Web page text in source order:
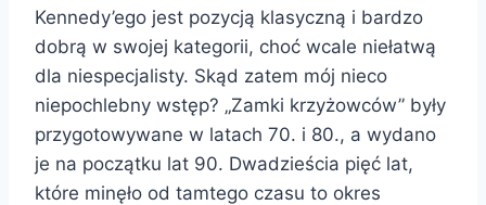
Kennedy’ego jest pozycją klasyczną i bardzo
dobrą w swojej kategorii, choć wcale niełatwą
dla niespecjalisty. Skąd zatem mój nieco
niepochlebny wstęp? „Zamki krzyżowców” były
przygotowywane w latach 70. i 80., a wydano
je na początku lat 90. Dwadzieścia pięć lat,
które minęło od tamtego czasu to okres